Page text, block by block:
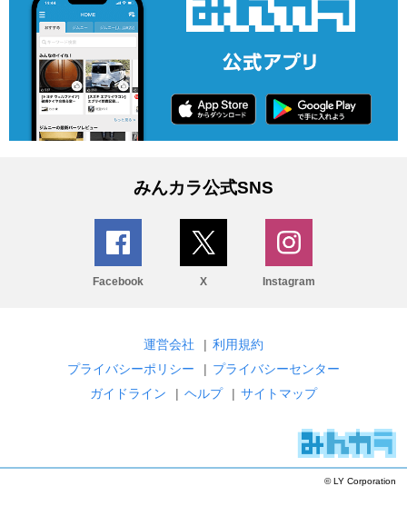
みんカラ公式SNS
Facebook X Instagram
運営会社 | 利用規約
プライバシーポリシー
| プライバシーセンター
ガイドライン
| ヘルプ | サイトマップ
© LY Corporation